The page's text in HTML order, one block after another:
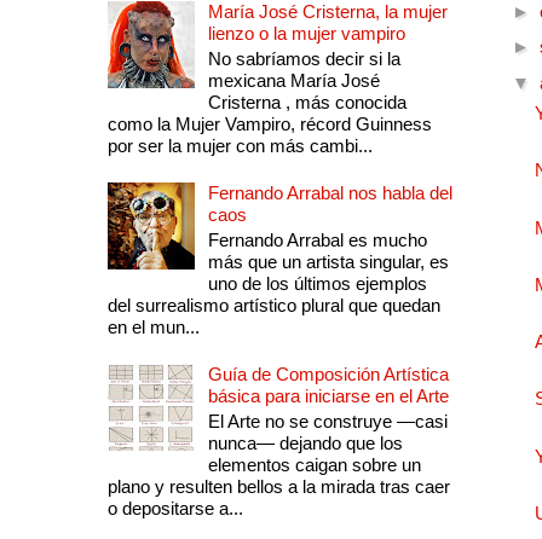
María José Cristerna, la mujer
lienzo o la mujer vampiro
No sabríamos decir si la
mexicana María José
Cristerna , más conocida
como la Mujer Vampiro, récord Guinness
por ser la mujer con más cambi...
Fernando Arrabal nos habla del
caos
Fernando Arrabal es mucho
más que un artista singular, es
uno de los últimos ejemplos
del surrealismo artístico plural que quedan
en el mun...
Guía de Composición Artística
básica para iniciarse en el Arte
El Arte no se construye —casi
nunca— dejando que los
elementos caigan sobre un
plano y resulten bellos a la mirada tras caer
o depositarse a...
►
►
▼